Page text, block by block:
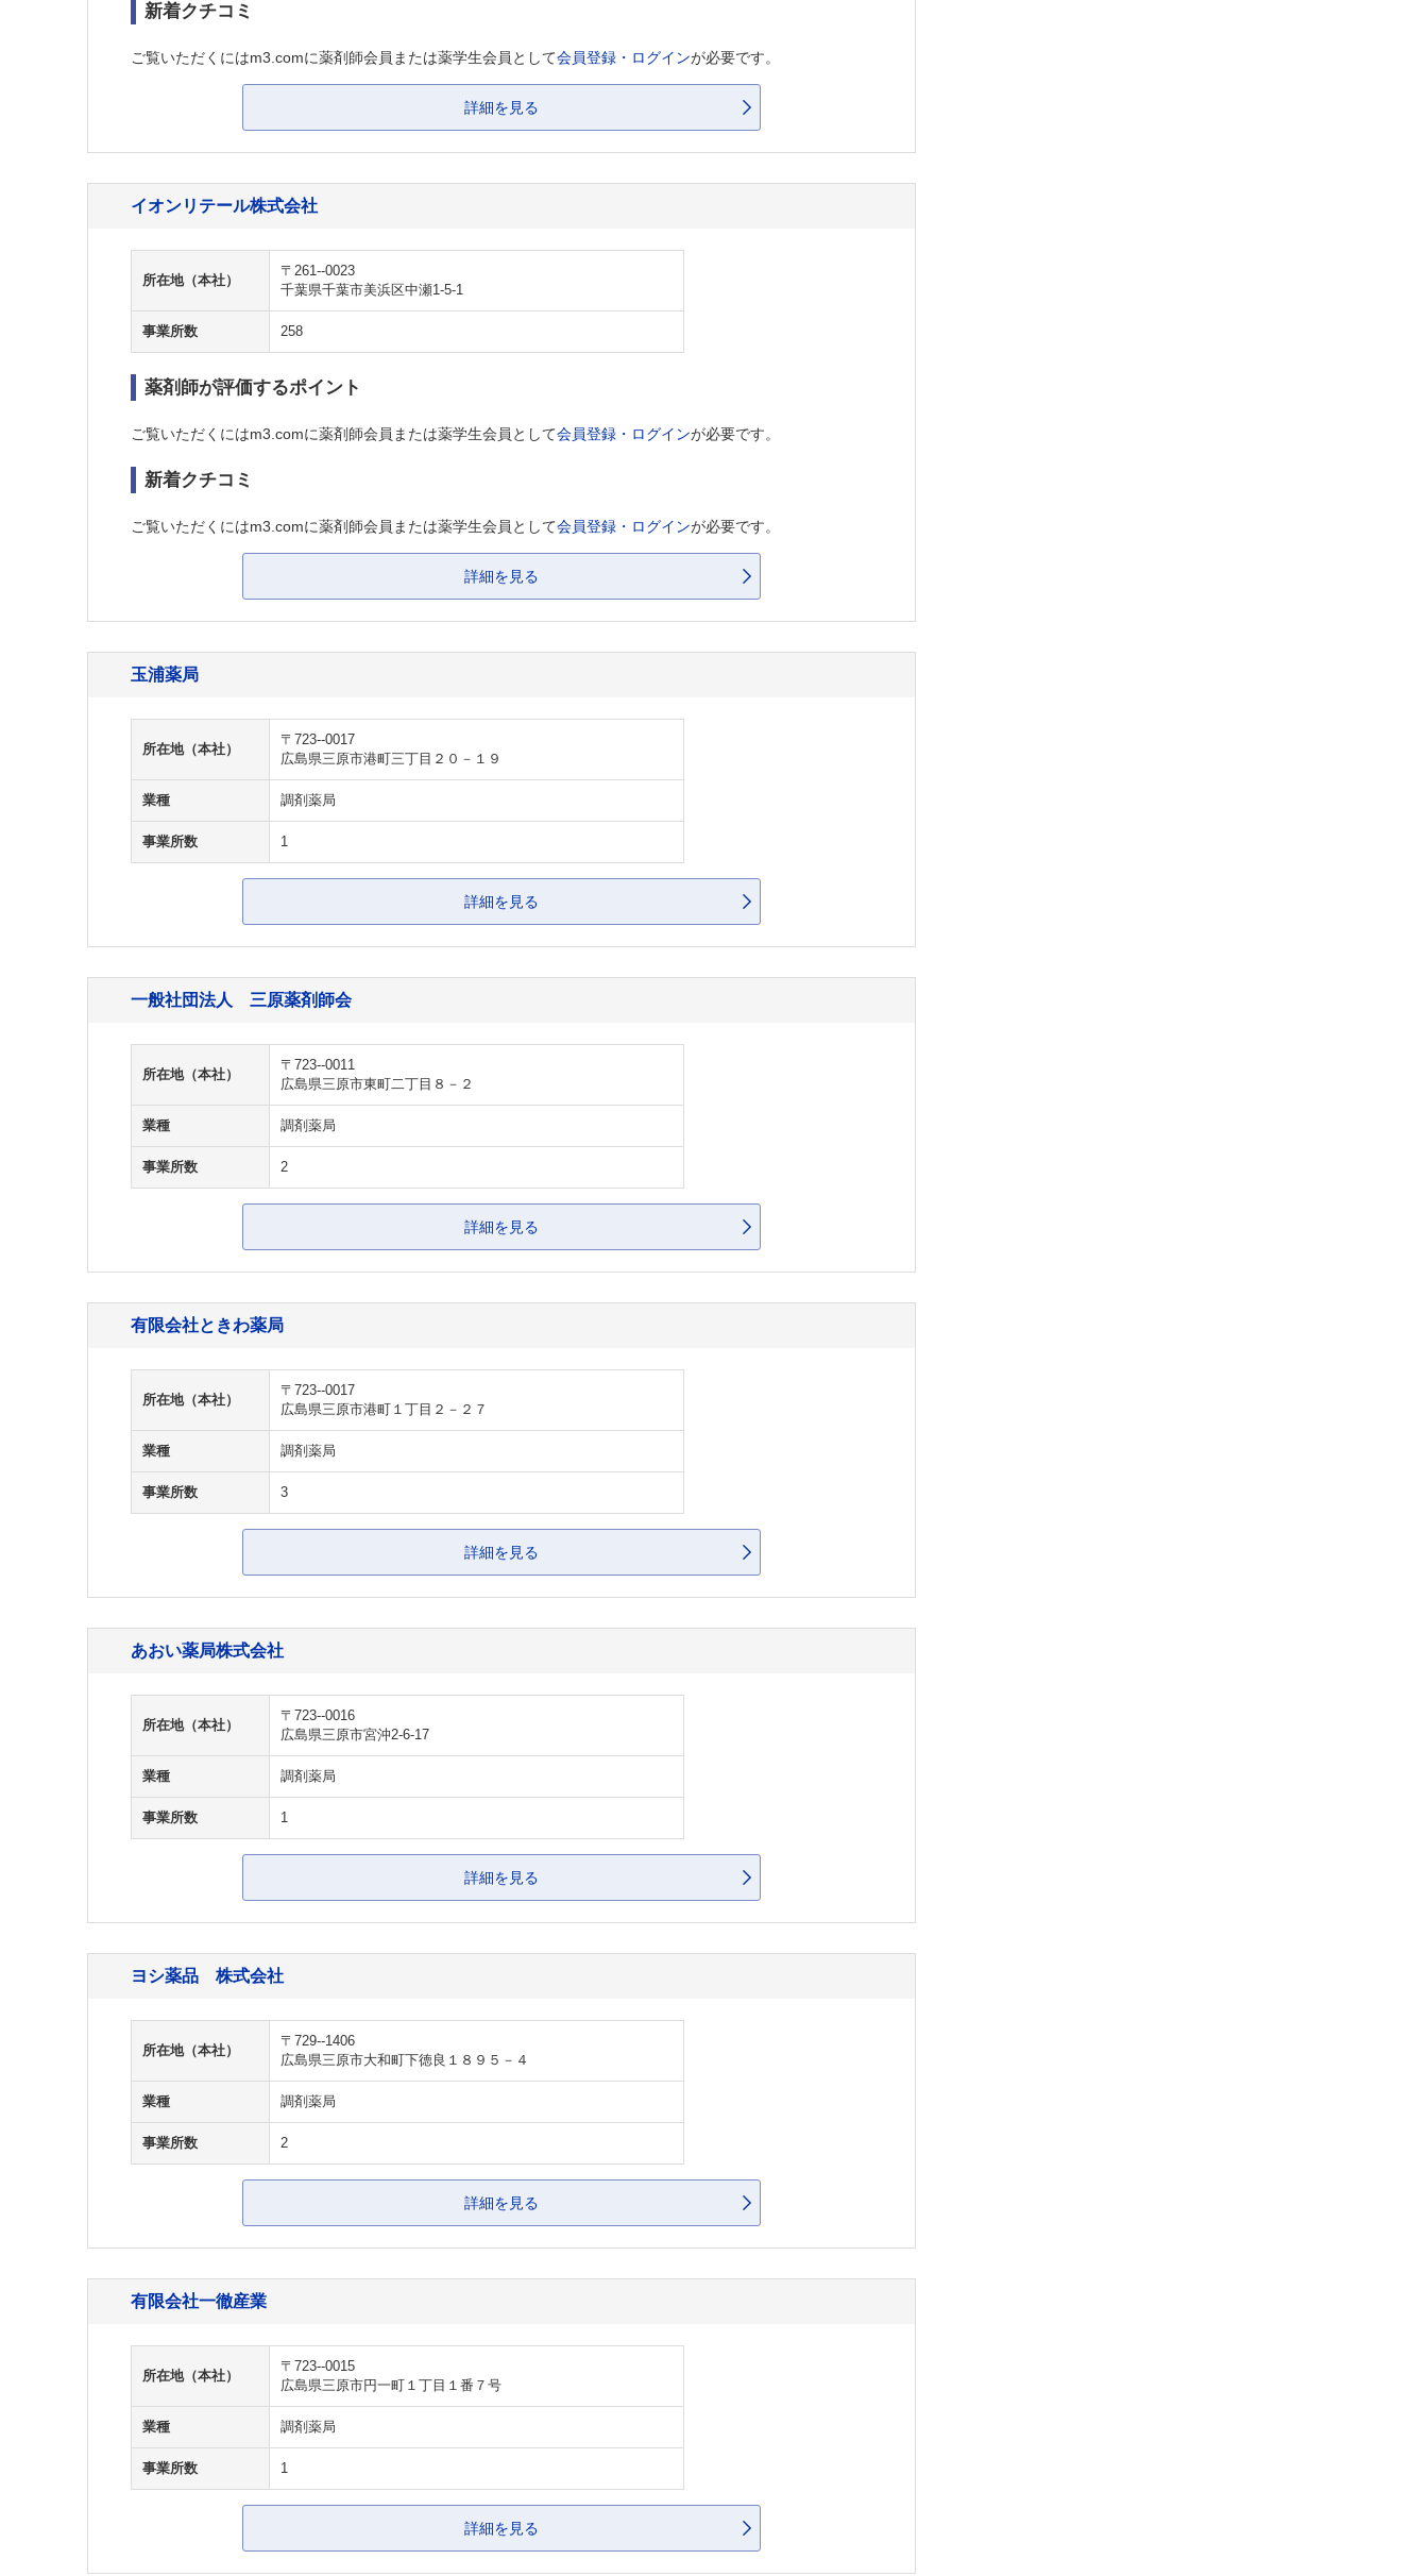
新着クチコミ
ご覧いただくにはm3.comに薬剤師会員または薬学生会員として会員登録・ログインが必要です。
詳細を見る
イオンリテール株式会社
所在地（本社）
〒261--0023
千葉県千葉市美浜区中瀬1-5-1
事業所数 258
薬剤師が評価するポイント
ご覧いただくにはm3.comに薬剤師会員または薬学生会員として会員登録・ログインが必要です。
新着クチコミ
ご覧いただくにはm3.comに薬剤師会員または薬学生会員として会員登録・ログインが必要です。
詳細を見る
玉浦薬局
所在地（本社）
〒723--0017
広島県三原市港町三丁目２０－１９
業種 調剤薬局
事業所数 1
詳細を見る
一般社団法人 三原薬剤師会
所在地（本社）
〒723--0011
広島県三原市東町二丁目８－２
業種 調剤薬局
事業所数 2
詳細を見る
有限会社ときわ薬局
所在地（本社）
〒723--0017
広島県三原市港町１丁目２－２７
業種 調剤薬局
事業所数 3
詳細を見る
あおい薬局株式会社
所在地（本社）
〒723--0016
広島県三原市宮沖2-6-17
業種 調剤薬局
事業所数 1
詳細を見る
ヨシ薬品 株式会社
所在地（本社）
〒729--1406
広島県三原市大和町下徳良１８９５－４
業種 調剤薬局
事業所数 2
詳細を見る
有限会社一徹産業
所在地（本社）
〒723--0015
広島県三原市円一町１丁目１番７号
業種 調剤薬局
事業所数 1
詳細を見る